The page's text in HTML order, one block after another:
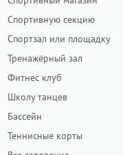
Спортивную секцию
Спортзал или площадку
Тренажёрный зал
Фитнес клуб
Школу танцев
Бассейн
Теннисные корты